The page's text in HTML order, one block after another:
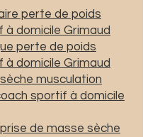
perte de poids
domicile Grimaud
perte de poids
domicile Grimaud
musculation
sportif à domicile
de masse sèche